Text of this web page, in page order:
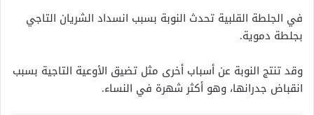
في الجلطة القلبية تحدث النوبة بسبب انسداد الشريان التاجي
بجلطة دموية.
وقد تنتج النوبة عن أسباب أخرى مثل تضيق الأوعية التاجية بسبب
انقباض جدرانها، وهو أكثر شهرة في النساء.